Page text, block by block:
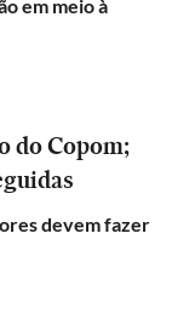
em meio à
do Copom;
devem fazer